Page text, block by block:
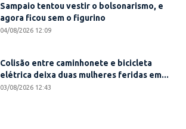
Sampaio tentou vestir o bolsonarismo, e
agora ficou sem o figurino
04/08/2026 12:09
Colisão entre caminhonete e bicicleta
elétrica deixa duas mulheres feridas em...
03/08/2026 12:43